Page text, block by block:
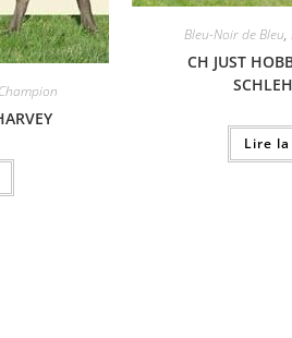
Bleu-Noir de Bleu,
CH JUST
Lire